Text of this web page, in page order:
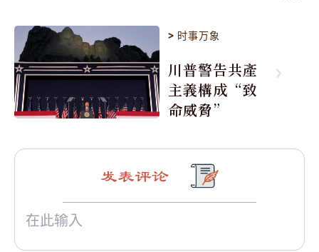
> 时事万象
川普警告共產
主義構成“致
命威脅”
发表评论